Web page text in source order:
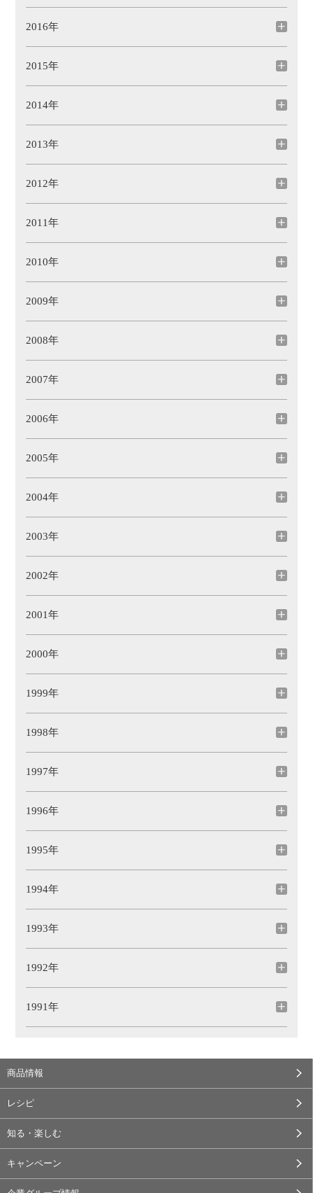
2016年
2015年
2014年
2013年
2012年
2011年
2010年
2009年
2008年
2007年
2006年
2005年
2004年
2003年
2002年
2001年
2000年
1999年
1998年
1997年
1996年
1995年
1994年
1993年
1992年
1991年
商品情報
レシピ
知る・楽しむ
キャンペーン